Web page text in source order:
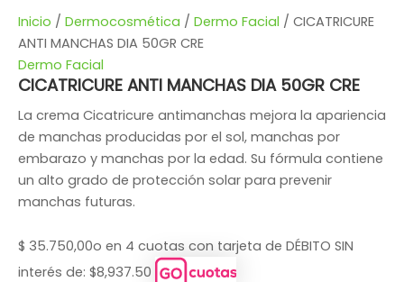
Inicio / Dermocosmética / Dermo Facial / CICATRICURE
ANTI MANCHAS DIA 50GR CRE
Dermo Facial
CICATRICURE ANTI MANCHAS DIA 50GR CRE
La crema Cicatricure antimanchas mejora la apariencia
de manchas producidas por el sol, manchas por
embarazo y manchas por la edad. Su fórmula contiene
un alto grado de protección solar para prevenir
manchas futuras.
$ 35.750,00o en 4 cuotas con tarjeta de DÉBITO SIN
interés de: $8,937.50